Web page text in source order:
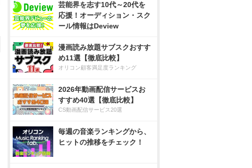
芸能界を志す10代～20代を
応援！オーディション・スク
ール情報はDeview
漫画読み放題サブスクおすす
め11選【徹底比較】
オリコン顧客満足度ランキング
2026年動画配信サービスお
すすめ40選【徹底比較】
CS動画配信サービス20選
毎週の音楽ランキングから、
ヒットの推移をチェック！